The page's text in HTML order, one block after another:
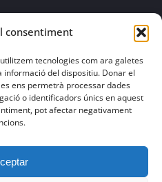
consentiment
tecnologies com ara galetes
del dispositiu. Donar el
ens permetrà processar dades
o identificadors únics en aquest
pot afectar negativament
Piera